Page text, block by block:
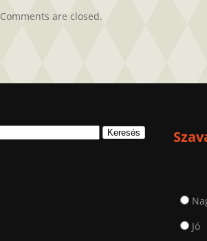
Comments are closed.
Jó